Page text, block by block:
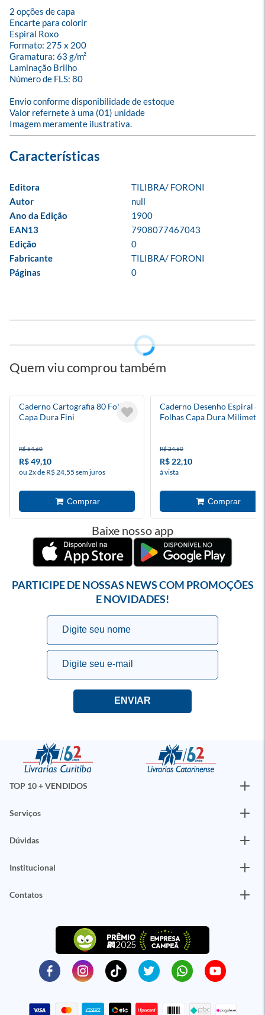
2 opções de capa
Encarte para colorir
Espiral Roxo
Formato: 275 x 200
Gramatura: 63 g/m²
Laminação Brilho
Número de FLS: 80
Envio conforme disponibilidade de estoque
Valor refernete à uma (01) unidade
Imagem meramente ilustrativa.
Editora
TILIBRA/ FORONI
Autor
null
Ano da Edição
1900
EAN13
7908077467043
Edição
0
Fabricante
TILIBRA/ FORONI
Páginas
0
Quem viu comprou também
Caderno Cartografia 80 Folhas
Capa Dura Fini
R$ 54,60
R$ 49,10
ou 2x de R$ 24,55 sem juros
Caderno Desenho Espiral 80
Folhas Capa Dura
R$ 24,60
R$ 22,10
à vista
Baixe nosso app
PARTICIPE DE NOSSAS NEWS COM PROMOÇÕES
E NOVIDADES!
TOP 10 + VENDIDOS
Serviços
Dúvidas
Institucional
Contatos